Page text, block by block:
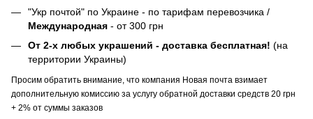
"Укр почтой" по Украине - по тарифам перевозчика /
Международная - от 300 грн
От 2-х любых украшений - доставка бесплатная! (на
территории Украины)
Просим обратить внимание, что компания Новая почта взимает
дополнительную комиссию за услугу обратной доставки средств 20 грн
+ 2% от суммы заказов